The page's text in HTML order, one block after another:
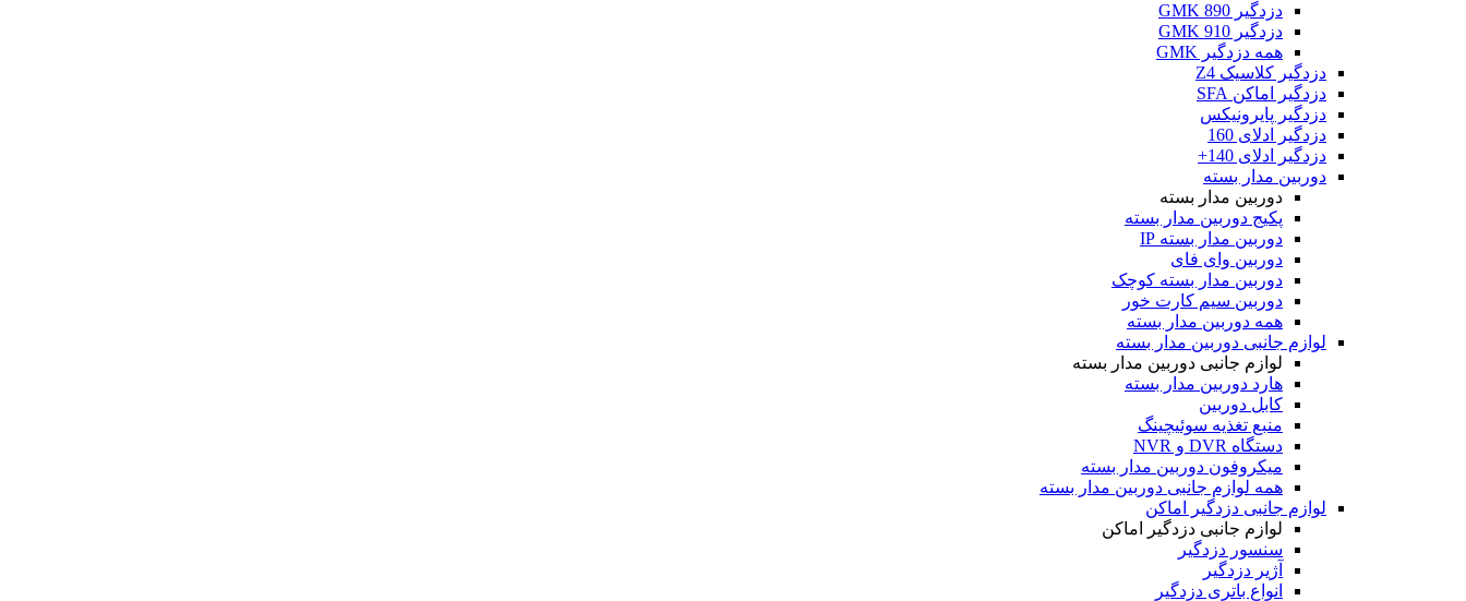
دزدگیر GMK 890
دزدگیر GMK 910
همه دزدگیر GMK
دزدگیر کلاسیک Z4
دزدگیر اماکن SFA
دزدگیر پایرونیکس
دزدگیر ادلای 160
دزدگیر ادلای 140+
دوربین مدار بسته
دوربین مدار بسته
پکیج دوربین مدار بسته
دوربین مدار بسته IP
دوربین وای فای
دوربین مدار بسته کوچک
دوربین سیم کارت خور
همه دوربین مدار بسته
لوازم جانبی دوربین مدار بسته
لوازم جانبی دوربین مدار بسته
هارد دوربین مدار بسته
کابل دوربین
منبع تغذیه سوئیچینگ
دستگاه DVR و NVR
میکروفون دوربین مدار بسته
همه لوازم جانبی دوربین مدار بسته
لوازم جانبی دزدگیر اماکن
لوازم جانبی دزدگیر اماکن
سنسور دزدگیر
آژیر دزدگیر
انواع باتری دزدگیر